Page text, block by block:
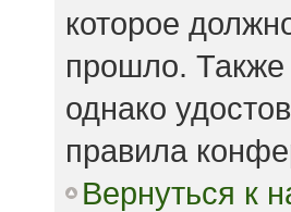
которое
прошло. Также
однако
правила
Вернуться к